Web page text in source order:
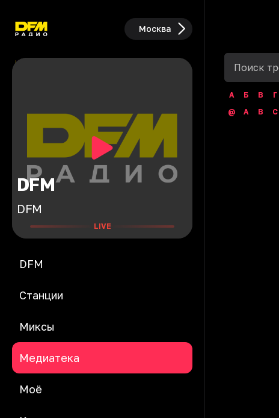
Москва
DFM
DFM
LIVE
DFM
Станции
Миксы
Медиатека
Моё
А Б В Г
@
A B C